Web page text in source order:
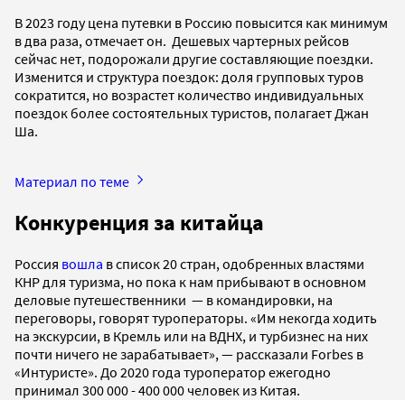
В 2023 году цена путевки в Россию повысится как минимум
в два раза, отмечает он. Дешевых чартерных рейсов
сейчас нет, подорожали другие составляющие поездки.
Изменится и структура поездок: доля групповых туров
сократится, но возрастет количество индивидуальных
поездок более состоятельных туристов, полагает Джан
Ша.
Материал по теме
Конкуренция за китайца
Россия вошла в список 20 стран, одобренных властями
КНР для туризма, но пока к нам прибывают в основном
деловые путешественники — в командировки, на
переговоры, говорят туроператоры. «Им некогда ходить
на экскурсии, в Кремль или на ВДНХ, и турбизнес на них
почти ничего не зарабатывает», — рассказали Forbes в
«Интуристе». До 2020 года туроператор ежегодно
принимал 300 000 - 400 000 человек из Китая.